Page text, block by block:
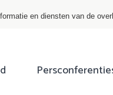
en diensten van de